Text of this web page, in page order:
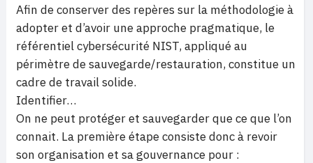
Afin de conserver des repères sur la méthodologie à
adopter et d’avoir une approche pragmatique, le
référentiel cybersécurité NIST, appliqué au
périmètre de sauvegarde/restauration, constitue un
cadre de travail solide.
Identifier…
On ne peut protéger et sauvegarder que ce que l’on
connait. La première étape consiste donc à revoir
son organisation et sa gouvernance pour :